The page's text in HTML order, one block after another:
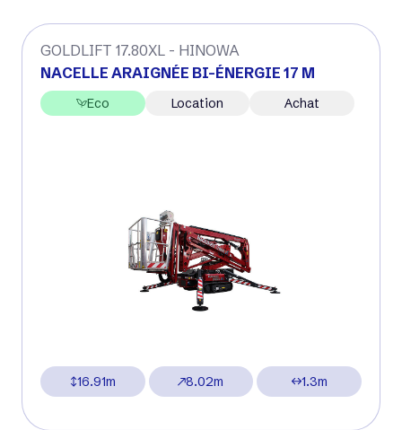
GOLDLIFT 17.80XL - HINOWA
NACELLE ARAIGNÉE BI-ÉNERGIE 17 M
Eco Location Achat
16.91m 8.02m 1.3m